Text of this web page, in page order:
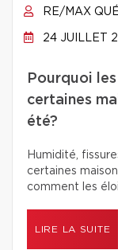
RE/MAX
24 JUILLET
Pourquoi
certaines
été?
Humidité,
certaines
comment les
LIRE LA SUITE